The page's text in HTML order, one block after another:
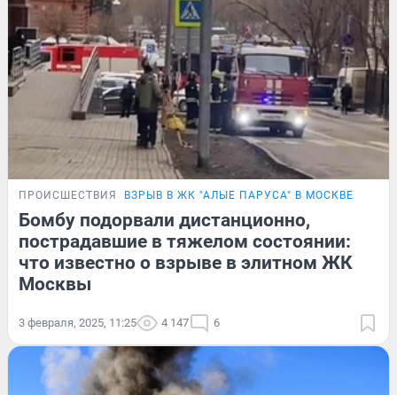
ПРОИСШЕСТВИЯ ВЗРЫВ В ЖК "АЛЫЕ ПАРУСА" В МОСКВЕ
Бомбу подорвали дистанционно,
пострадавшие в тяжелом состоянии:
что известно о взрыве в элитном ЖК
Москвы
3 февраля, 2025, 11:25 4 147 6